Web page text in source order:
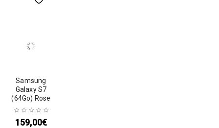
Samsung
Galaxy S7
(64Go) Rose
159,00€